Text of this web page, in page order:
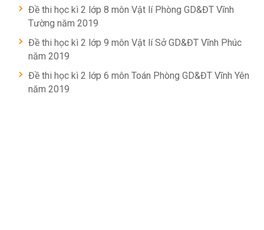
Đề thi học kì 2 lớp 8 môn Vật lí Phòng GD&ĐT Vĩnh
Tường năm 2019
Đề thi học kì 2 lớp 9 môn Vật lí Sở GD&ĐT Vĩnh Phúc
năm 2019
Đề thi học kì 2 lớp 6 môn Toán Phòng GD&ĐT Vĩnh Yên
năm 2019